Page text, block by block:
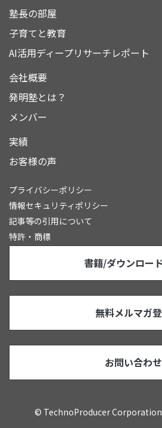
塾長の部屋
子育てと教育
AI活用ディープリサーチレポート
会社概要
発明塾とは？
メンバー
実績
お客様の声
プライバシーポリシー
情報セキュリティポリシー
記事等の引用について
特許・商標
書籍/ダウンロー
無料メルマガ
お問い合わせ
© TechnoProducer